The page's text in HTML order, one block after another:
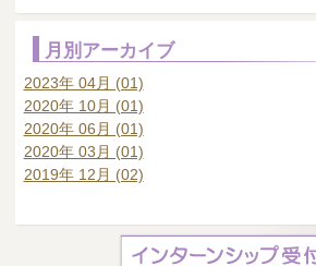
月別アーカイブ
2023年 04月 (01)
2020年 10月 (01)
2020年 06月 (01)
2020年 03月 (01)
2019年 12月 (02)